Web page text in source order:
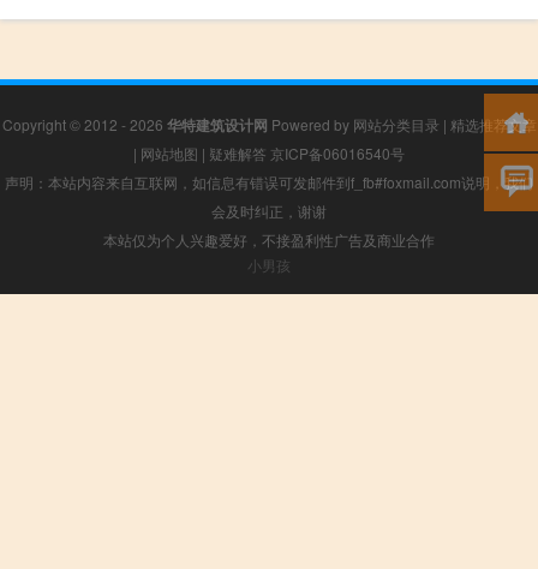
Copyright © 2012 - 2026 华特建筑设计网 Powered by 网站分类目录 | 精选推荐文章
| 网站地图 | 疑难解答 京ICP备06016540号
声明：本站内容来自互联网，如信息有错误可发邮件到f_fb#foxmail.com说明，我们
会及时纠正，谢谢
本站仅为个人兴趣爱好，不接盈利性广告及商业合作
小男孩